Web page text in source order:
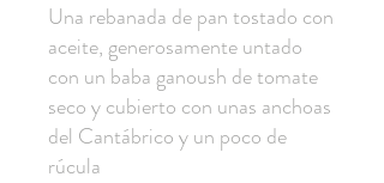
Una rebanada de pan tostado con
aceite, generosamente untado
con un baba ganoush de tomate
seco y cubierto con unas anchoas
del Cantábrico y un poco de
rúcula